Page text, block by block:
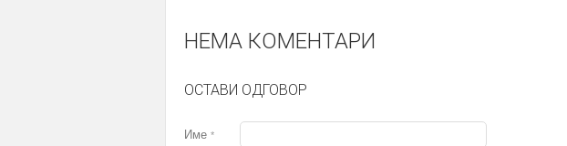
НЕМА КОМЕНТАРИ
ОСТАВИ ОДГОВОР
Име *